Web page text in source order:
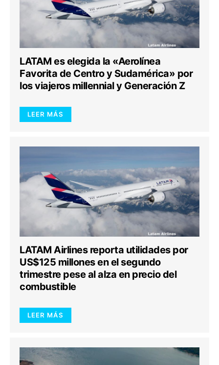
LATAM es elegida la «Aerolínea
Favorita de Centro y Sudamérica» por
los viajeros millennial y Generación Z
LEER MÁS
LATAM Airlines reporta utilidades por
US$125 millones en el segundo
trimestre pese al alza en precio del
combustible
LEER MÁS